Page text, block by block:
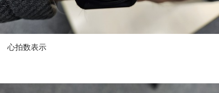
心拍数表示